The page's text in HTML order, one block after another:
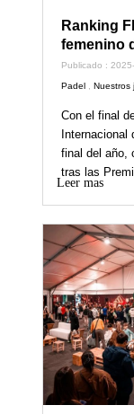
Ranking
femenino
Publicado :
Padel ,Nuestros
Con el final
Internacional
final del año,
tras las
Leer mas